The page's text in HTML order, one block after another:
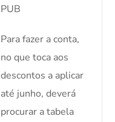
PUB
Para fazer a conta,
no que toca aos
descontos a aplicar
até junho, deverá
procurar a tabela